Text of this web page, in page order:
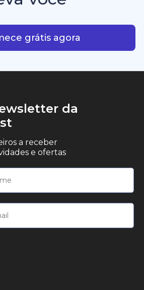
produzir conteúdo em
com qualidade de estúdio, de
grátis agora
da
a receber
e ofertas